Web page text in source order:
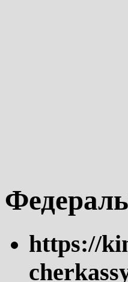
https://